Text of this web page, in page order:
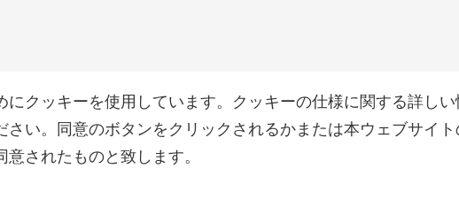
クッキーを使用しています。クッキーの仕様に関する詳しい
さい。同意のボタンをクリックされるかまたは本ウェブサイト
されたものと致します。